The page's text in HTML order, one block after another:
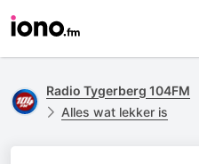
Radio Tygerberg 104FM
Alles wat lekker is